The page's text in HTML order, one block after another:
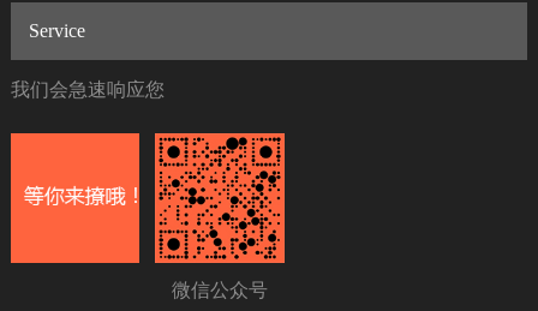
我们会急速响应您
微信公众号